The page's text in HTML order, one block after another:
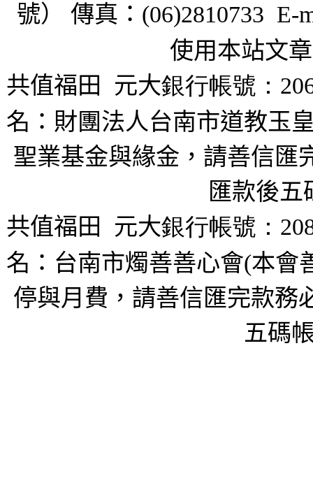
號） 傳真： (06)2810733 E-
使用本站文
共值福田
元大銀行帳號：
名：財團法人台南市道教玉
聖業基金與緣金，請善信匯
匯款後五
共值福田
元大銀行帳號：
名：台南市燭善善心會(本會
停與月費，請善信匯完款務
五碼